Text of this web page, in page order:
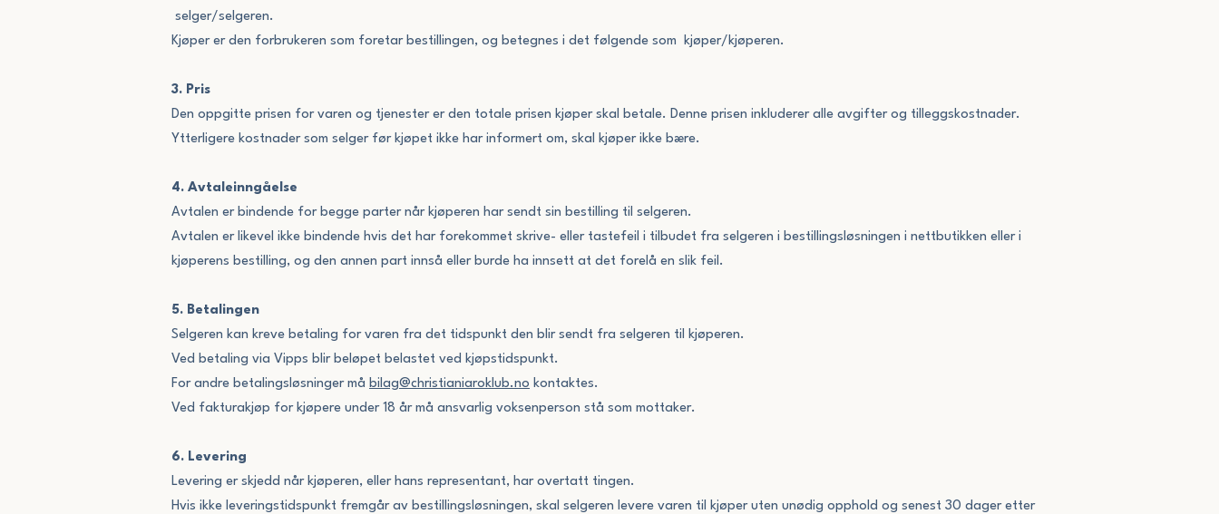
selger/selgeren.
Kjøper er den forbrukeren som foretar bestillingen, og betegnes i det følgende som kjøper/kjøperen.
3. Pris
Den oppgitte prisen for varen og tjenester er den totale prisen kjøper skal betale. Denne prisen inkluderer alle avgifter og tilleggskostnader.
Ytterligere kostnader som selger før kjøpet ikke har informert om, skal kjøper ikke bære.
4. Avtaleinngåelse
Avtalen er bindende for begge parter når kjøperen har sendt sin bestilling til selgeren.
Avtalen er likevel ikke bindende hvis det har forekommet skrive- eller tastefeil i tilbudet fra selgeren i bestillingsløsningen i nettbutikken eller i
kjøperens bestilling, og den annen part innså eller burde ha innsett at det forelå en slik feil.
5. Betalingen
Selgeren kan kreve betaling for varen fra det tidspunkt den blir sendt fra selgeren til kjøperen.
Ved betaling via Vipps blir beløpet belastet ved kjøpstidspunkt.
For andre betalingsløsninger må bilag@christianiaroklub.no kontaktes.
Ved fakturakjøp for kjøpere under 18 år må ansvarlig voksenperson stå som mottaker.
6. Levering
Levering er skjedd når kjøperen, eller hans representant, har overtatt tingen.
Hvis ikke leveringstidspunkt fremgår av bestillingsløsningen, skal selgeren levere varen til kjøper uten unødig opphold og senest 30 dager etter